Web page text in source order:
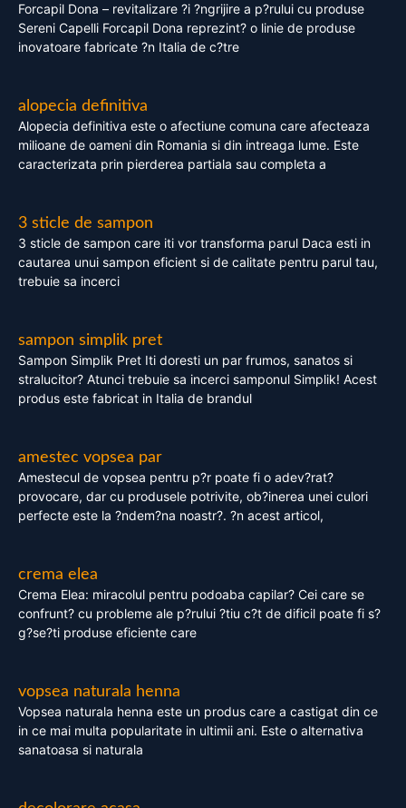
Forcapil Dona – revitalizare ?i ?ngrijire a p?rului cu produse
Sereni Capelli Forcapil Dona reprezint? o linie de produse
inovatoare fabricate ?n Italia de c?tre
alopecia definitiva
Alopecia definitiva este o afectiune comuna care afecteaza
milioane de oameni din Romania si din intreaga lume. Este
caracterizata prin pierderea partiala sau completa a
3 sticle de sampon
3 sticle de sampon care iti vor transforma parul Daca esti in
cautarea unui sampon eficient si de calitate pentru parul tau,
trebuie sa incerci
sampon simplik pret
Sampon Simplik Pret Iti doresti un par frumos, sanatos si
stralucitor? Atunci trebuie sa incerci samponul Simplik! Acest
produs este fabricat in Italia de brandul
amestec vopsea par
Amestecul de vopsea pentru p?r poate fi o adev?rat?
provocare, dar cu produsele potrivite, ob?inerea unei culori
perfecte este la ?ndem?na noastr?. ?n acest articol,
crema elea
Crema Elea: miracolul pentru podoaba capilar? Cei care se
confrunt? cu probleme ale p?rului ?tiu c?t de dificil poate fi s?
g?se?ti produse eficiente care
vopsea naturala henna
Vopsea naturala henna este un produs care a castigat din ce
in ce mai multa popularitate in ultimii ani. Este o alternativa
sanatoasa si naturala